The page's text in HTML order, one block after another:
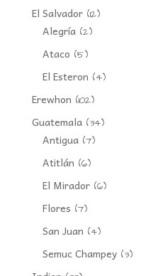
El Salvador(12)
Alegría(2)
Ataco (5)
El Esteron (4)
Erewhon (102)
Guatemala(34)
Antigua(7)
Atitlán (6)
El Mirador(6)
Flores (7)
San Juan (4)
Semuc Champey(3)